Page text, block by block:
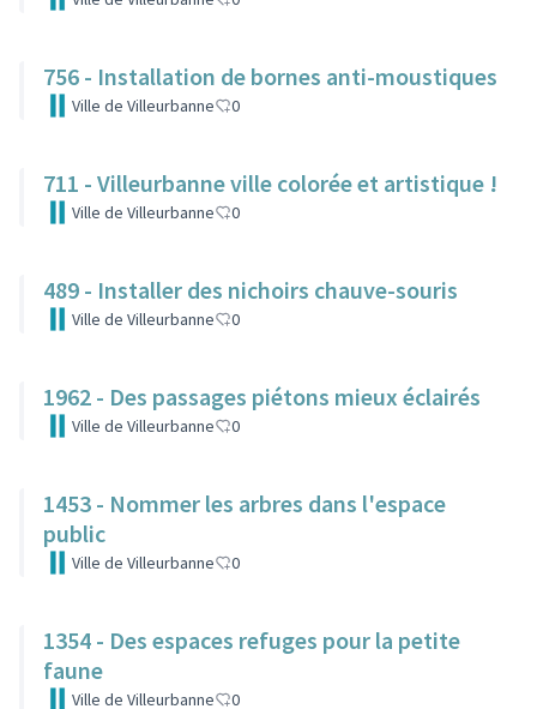
756 - Installation de bornes anti-moustiques
Ville de Villeurbanne 0
711 - Villeurbanne ville colorée et artistique !
Ville de Villeurbanne 0
489 - Installer des nichoirs chauve-souris
Ville de Villeurbanne 0
1962 - Des passages piétons mieux éclairés
Ville de Villeurbanne 0
1453 - Nommer les arbres dans l'espace
public
Ville de Villeurbanne 0
1354 - Des espaces refuges pour la petite
faune
Ville de Villeurbanne 0